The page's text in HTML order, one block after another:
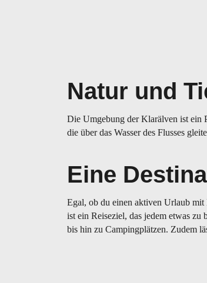
Natur und
Die Umgebung der Klarälven ist ein
die über das Wasser des Flusses
Eine
Egal, ob du einen aktiven Urlaub mit
ist ein Reiseziel, das jedem etwas
bis hin zu Campingplätzen. Zudem